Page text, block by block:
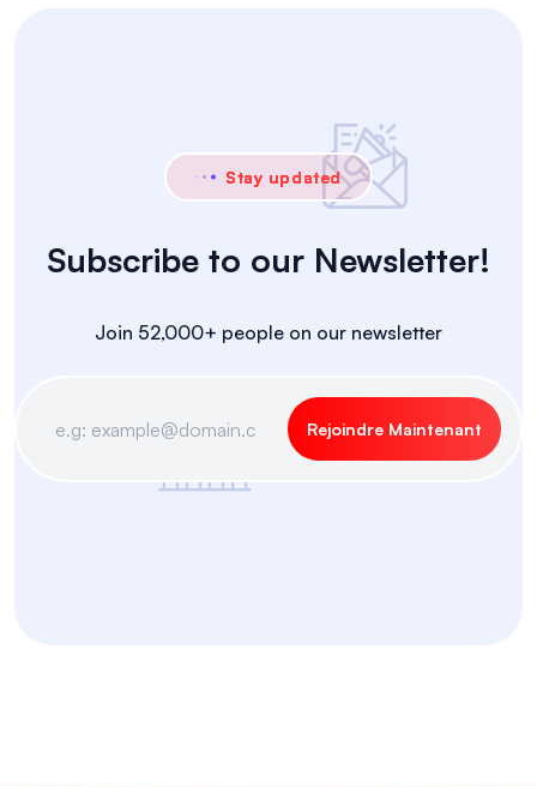
Stay updated
Subscribe to our Newsletter!
Join 52,000+ people on our newsletter
Rejoindre Maintenant